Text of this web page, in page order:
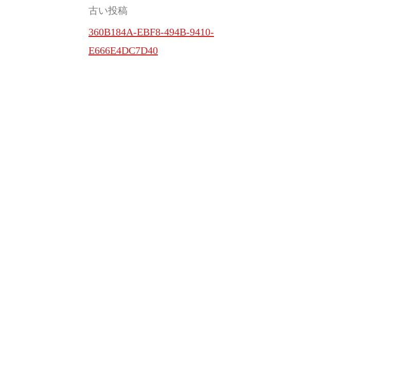
投
稿
ナ
古い投稿
360B184A-EBF8-494B-9410-
E666E4DC7D40